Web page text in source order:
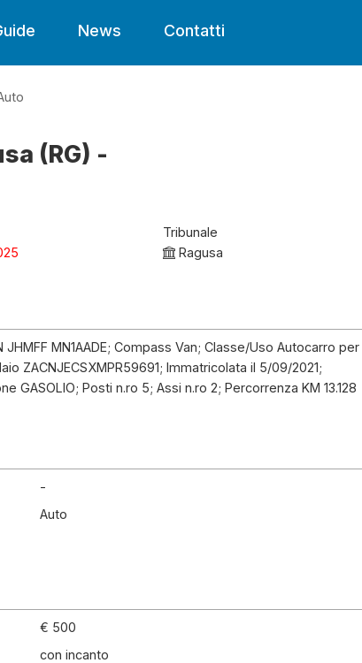
News Contatti
(RG) -
Tribunale
Ragusa
JHMFF MN1AADE; Compass Van; Classe/Uso Autocarro per
ZACNJECSXMPR59691; Immatricolata il 5/09/2021;
GASOLIO; Posti n.ro 5; Assi n.ro 2; Percorrenza KM 13.128
-
Auto
€ 500
con incanto